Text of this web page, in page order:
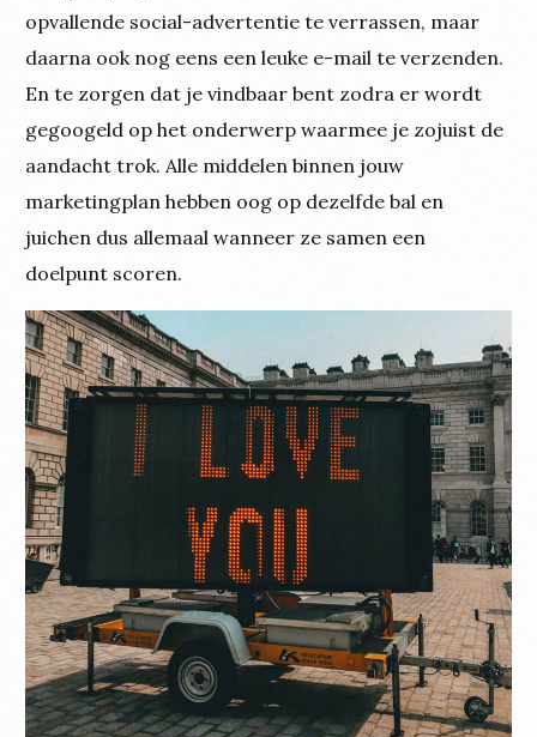
opvallende social-advertentie te verrassen, maar
daarna ook nog eens een leuke e-mail te verzenden.
En te zorgen dat je vindbaar bent zodra er wordt
gegoogeld op het onderwerp waarmee je zojuist de
aandacht trok. Alle middelen binnen jouw
marketingplan hebben oog op dezelfde bal en
juichen dus allemaal wanneer ze samen een
doelpunt scoren.